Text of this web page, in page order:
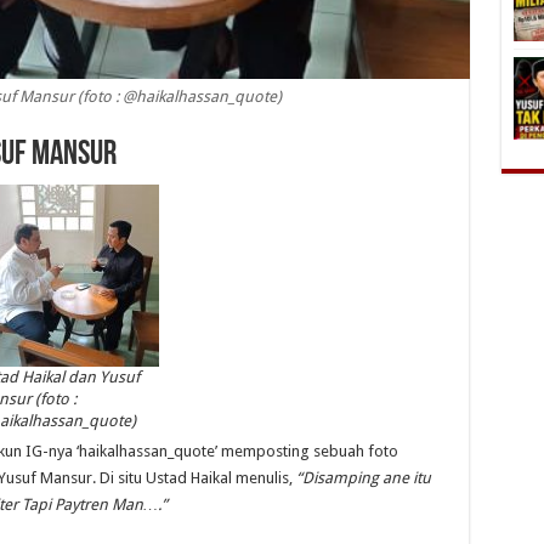
Mansur (foto : @haikalhassan_quote)
Mansur
Haikal dan Yusuf
(foto :
IG-nya ‘haikalhassan_quote’ memposting sebuah foto
Mansur. Di situ Ustad Haikal menulis, “Disamping ane itu
Tapi Paytren Man….”